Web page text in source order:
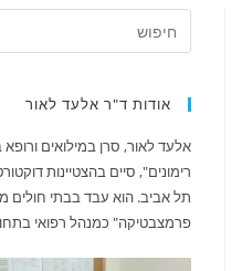
אודות ד"ר אלעד לאור
אלעד לאור, סרן במילואים
רימונים", סיים בהצטיינות
תל אביב. הוא עבד בבתי חולים
פרמצבטיקה" כמנהל רפואי